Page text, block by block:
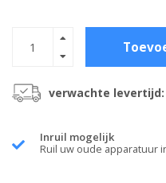
verwachte levertijd:
Inruil mogelijk
Ruil uw oude apparatuur